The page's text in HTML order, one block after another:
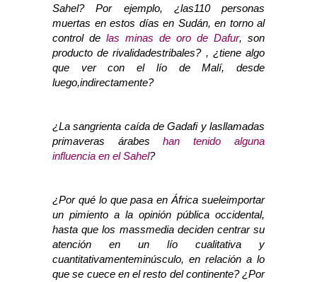
Sahel? Por ejemplo, ¿las110 personas
muertas en estos días en Sudán, en torno al
control de las minas de oro de Dafur, son
producto de rivalidadestribales? , ¿tiene algo
que ver con el lío de Malí, desde
luego,indirectamente?
¿La sangrienta caída de Gadafi y lasllamadas
primaveras árabes han tenido alguna
influencia en el Sahel?
¿Por qué lo que pasa en África sueleimportar
un pimiento a la opinión pública occidental,
hasta que los massmedia deciden centrar su
atención en un lío cualitativa y
cuantitativamenteminúsculo, en relación a lo
que se cuece en el resto del continente? ¿Por